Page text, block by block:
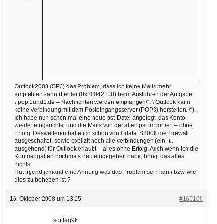
Outlook2003 (SP3) das Problem, dass ich keine Mails mehr
empfehlen kann (Fehler (0x80042108) beim Ausführen der Aufgabe
\“pop.1und1.de – Nachrichten werden empfangen\“: \“Outlook kann
keine Verbindung mit dem Posteingangsserver (POP3) herstellen. \“).
Ich habe nun schon mal eine neue pst-Datei angelegt, das Konto
wieder eingerichtet und die Mails von der alten pst importiert – ohne
Erfolg. Desweiteren habe ich schon von Gdata IS2008 die Firewall
ausgeschaltet, sowie explizit noch alle verbindungen (ein- u.
ausgehend) für Outlook erlaubt – alles ohne Erfolg. Auch wenn ich die
Kontoangaben nochmals neu eingegeben habe, bringt das alles
nichts.
Hat irgend jemand eine Ahnung was das Problem sein kann bzw. wie
dies zu beheben ist ?
16. Oktober 2008 um 13:25 #165100
sontag96